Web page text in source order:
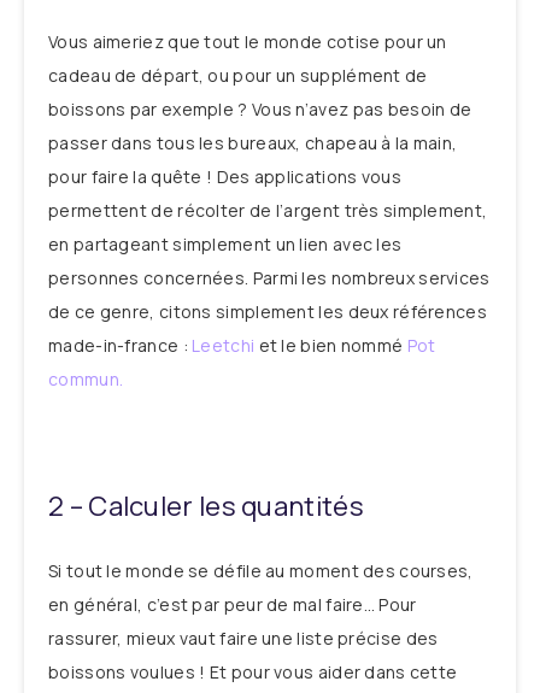
Vous aimeriez que tout le monde cotise pour un
cadeau de départ, ou pour un supplément de
boissons par exemple ? Vous n’avez pas besoin de
passer dans tous les bureaux, chapeau à la main,
pour faire la quête ! Des applications vous
permettent de récolter de l’argent très simplement,
en partageant simplement un lien avec les
personnes concernées. Parmi les nombreux services
de ce genre, citons simplement les deux références
made-in-france : Leetchi et le bien nommé Pot
commun.
2 – Calculer les quantités
Si tout le monde se défile au moment des courses,
en général, c’est par peur de mal faire… Pour
rassurer, mieux vaut faire une liste précise des
boissons voulues ! Et pour vous aider dans cette